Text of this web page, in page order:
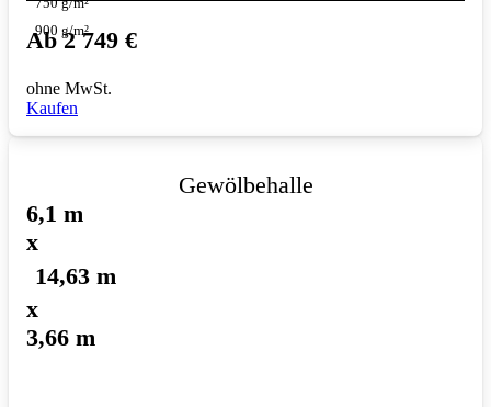
750 g/m²
900 g/m²
Ab2 749 €
ohne MwSt.
Kaufen
Gewölbehalle
6,1 m
x
14,63 m
x
3,66 m